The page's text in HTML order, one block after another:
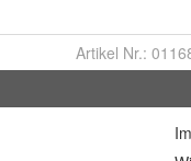
Artikel Nr.: